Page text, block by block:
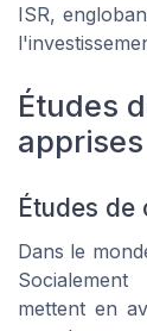
ISR,
Études
apprises
Études de
Dans le
mettent en